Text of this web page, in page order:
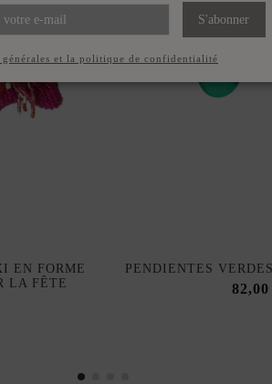
EN FORME
LA FÊTE
PENDIENTES
82,00
S'abonner
et la politique de confidentialité